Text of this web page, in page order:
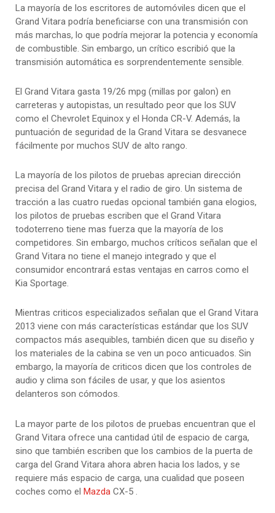
La mayoría de los escritores de automóviles dicen que el
Grand Vitara podría beneficiarse con una transmisión con
más marchas, lo que podría mejorar la potencia y economía
de combustible. Sin embargo, un crítico escribió que la
transmisión automática es sorprendentemente sensible.
El Grand Vitara gasta 19/26 mpg (millas por galon) en
carreteras y autopistas, un resultado peor que los SUV
como el Chevrolet Equinox y el Honda CR-V. Además, la
puntuación de seguridad de la Grand Vitara se desvanece
fácilmente por muchos SUV de alto rango.
La mayoría de los pilotos de pruebas aprecian dirección
precisa del Grand Vitara y el radio de giro. Un sistema de
tracción a las cuatro ruedas opcional también gana elogios,
los pilotos de pruebas escriben que el Grand Vitara
todoterreno tiene mas fuerza que la mayoría de los
competidores. Sin embargo, muchos críticos señalan que el
Grand Vitara no tiene el manejo integrado y que el
consumidor encontrará estas ventajas en carros como el
Kia Sportage.
Mientras criticos especializados señalan que el Grand Vitara
2013 viene con más características estándar que los SUV
compactos más asequibles, también dicen que su diseño y
los materiales de la cabina se ven un poco anticuados. Sin
embargo, la mayoría de criticos dicen que los controles de
audio y clima son fáciles de usar, y que los asientos
delanteros son cómodos.
La mayor parte de los pilotos de pruebas encuentran que el
Grand Vitara ofrece una cantidad útil de espacio de carga,
sino que también escriben que los cambios de la puerta de
carga del Grand Vitara ahora abren hacia los lados, y se
requiere más espacio de carga, una cualidad que poseen
coches como el Mazda CX-5 .